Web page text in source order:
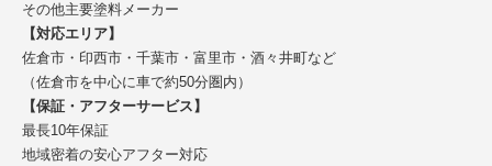
その他主要塗料メーカー
【対応エリア】
佐倉市・印西市・千葉市・富里市・酒々井町など
（佐倉市を中心に車で約50分圏内）
【保証・アフターサービス】
最長10年保証
地域密着の安心アフター対応